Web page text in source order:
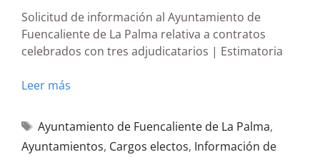
Solicitud de información al Ayuntamiento de
Fuencaliente de La Palma relativa a contratos
celebrados con tres adjudicatarios | Estimatoria
Leer más
Ayuntamiento de Fuencaliente de La Palma,
Ayuntamientos, Cargos electos, Información de